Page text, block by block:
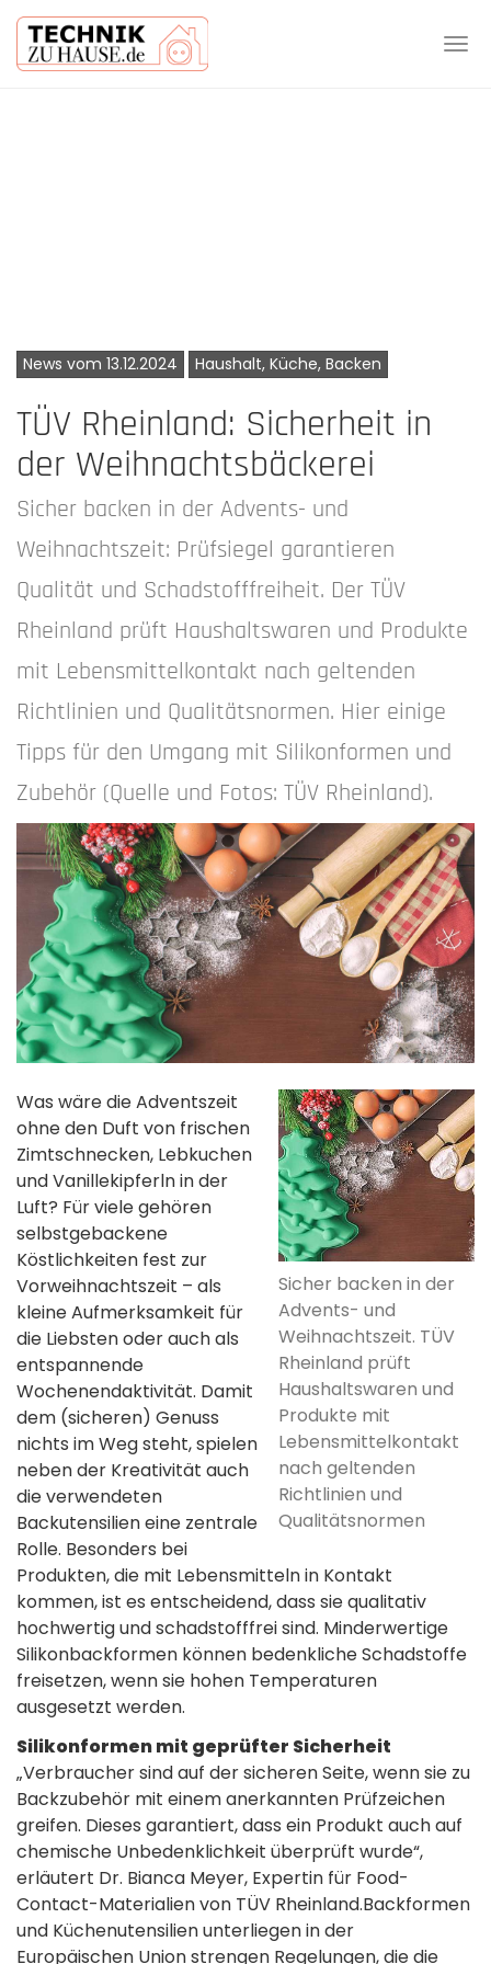
News vom 13.12.2024 Haushalt, Küche, Backen
TÜV Rheinland: Sicherheit in
der Weihnachtsbäckerei
Sicher backen in der Advents- und
Weihnachtszeit: Prüfsiegel garantieren
Qualität und Schadstofffreiheit. Der TÜV
Rheinland prüft Haushaltswaren und Produkte
mit Lebensmittelkontakt nach geltenden
Richtlinien und Qualitätsnormen. Hier einige
Tipps für den Umgang mit Silikonformen und
Zubehör (Quelle und Fotos: TÜV Rheinland).
Sicher backen in der
Advents- und
Weihnachtszeit. TÜV
Rheinland prüft
Haushaltswaren und
Produkte mit
Lebensmittelkontakt
nach geltenden
Richtlinien und
Qualitätsnormen
Was wäre die Adventszeit
ohne den Duft von frischen
Zimtschnecken, Lebkuchen
und Vanillekipferln in der
Luft? Für viele gehören
selbstgebackene
Köstlichkeiten fest zur
Vorweihnachtszeit – als
kleine Aufmerksamkeit für
die Liebsten oder auch als
entspannende
Wochenendaktivität. Damit
dem (sicheren) Genuss
nichts im Weg steht, spielen
neben der Kreativität auch
die verwendeten
Backutensilien eine zentrale
Rolle. Besonders bei
Produkten, die mit Lebensmitteln in Kontakt
kommen, ist es entscheidend, dass sie qualitativ
hochwertig und schadstofffrei sind. Minderwertige
Silikonbackformen können bedenkliche Schadstoffe
freisetzen, wenn sie hohen Temperaturen
ausgesetzt werden.
Silikonformen mit geprüfter Sicherheit
„Verbraucher sind auf der sicheren Seite, wenn sie zu
Backzubehör mit einem anerkannten Prüfzeichen
greifen. Dieses garantiert, dass ein Produkt auch auf
chemische Unbedenklichkeit überprüft wurde“,
erläutert Dr. Bianca Meyer, Expertin für Food-
Contact-Materialien von TÜV Rheinland.Backformen
und Küchenutensilien unterliegen in der
Europäischen Union strengen Regelungen, die die